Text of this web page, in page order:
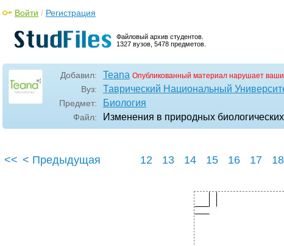
Файловый архив студентов.
1327 вузов, 5478 предметов.
Войти / Регистрация
Добавил: Teana Опубликованный материал нарушает ваши
Вуз: Таврический Национальный
Предмет: Биология
Файл: Изменения в природных
<< < Предыдущая 12 13 14 15 16 17 18